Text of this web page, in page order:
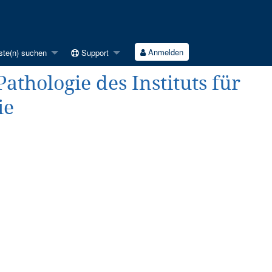
suchen Support Anmelden
des Instituts für